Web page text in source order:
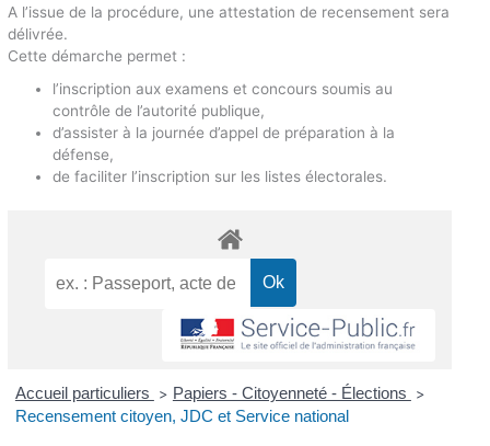
A l’issue de la procédure, une attestation de recensement sera
délivrée.
Cette démarche permet :
l’inscription aux examens et concours soumis au
contrôle de l’autorité publique,
d’assister à la journée d’appel de préparation à la
défense,
de faciliter l’inscription sur les listes électorales.
Accueil particuliers > Papiers - Citoyenneté - Élections >
Recensement citoyen, JDC et Service national